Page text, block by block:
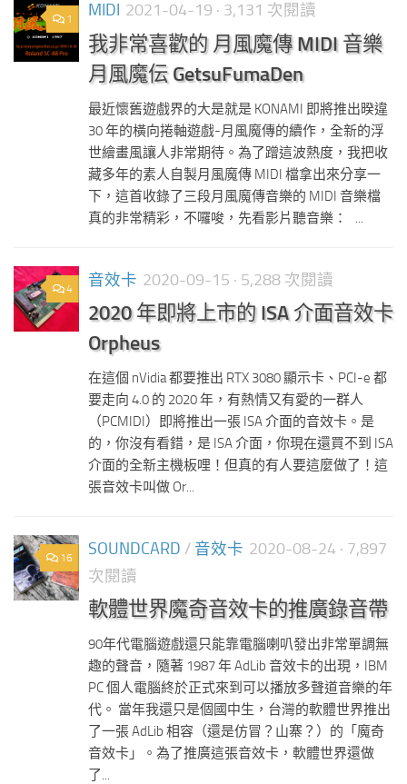
1 MIDI 2021-04-19 · 3,131 次閱讀
我非常喜歡的 月風魔傳 MIDI 音樂
月風魔伝 GetsuFumaDen
最近懷舊遊戲界的大是就是 KONAMI 即將推出暌違
30 年的橫向捲軸遊戲-月風魔傳的續作，全新的浮
世繪畫風讓人非常期待。為了蹭這波熱度，我把收
藏多年的素人自製月風魔傳 MIDI 檔拿出來分享一
下，這首收錄了三段月風魔傳音樂的 MIDI 音樂檔
真的非常精彩，不囉唆，先看影片聽音樂： ...
4 音效卡 2020-09-15 · 5,288 次閱讀
2020 年即將上市的 ISA 介面音效卡
Orpheus
在這個 nVidia 都要推出 RTX 3080 顯示卡、PCI-e 都
要走向 4.0 的 2020 年，有熱情又有愛的一群人
（PCMIDI）即將推出一張 ISA 介面的音效卡。是
的，你沒有看錯，是 ISA 介面，你現在還買不到 ISA
介面的全新主機板哩！但真的有人要這麼做了！這
張音效卡叫做 Or...
16 SOUNDCARD / 音效卡 2020-08-24 · 7,897
次閱讀
軟體世界魔奇音效卡的推廣錄音帶
90年代電腦遊戲還只能靠電腦喇叭發出非常單調無
趣的聲音，隨著 1987 年 AdLib 音效卡的出現，IBM
PC 個人電腦終於正式來到可以播放多聲道音樂的年
代。 當年我還只是個國中生，台灣的軟體世界推出
了一張 AdLib 相容（還是仿冒？山寨？）的「魔奇
音效卡」。為了推廣這張音效卡，軟體世界還做
了...